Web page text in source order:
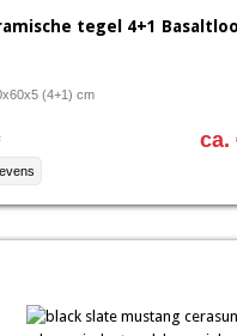
tegel 4+1
(4+1) cm
ca.